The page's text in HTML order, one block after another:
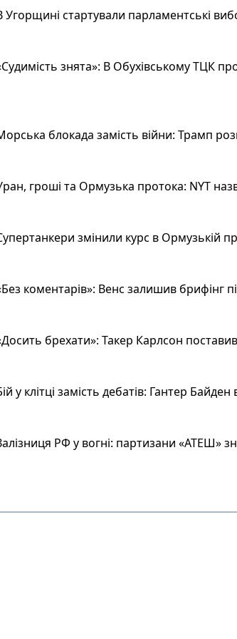
стартували парламентські
знята»: В Обухівському ТЦК
блокада замість війни: Трамп
гроші та Ормузька протока: NYT
змінили курс в Ормузькій
коментарів»: Венс залишив брифінг
брехати»: Такер Карлсон
клітці замість дебатів: Гантер
РФ у вогні: партизани «АТЕШ»